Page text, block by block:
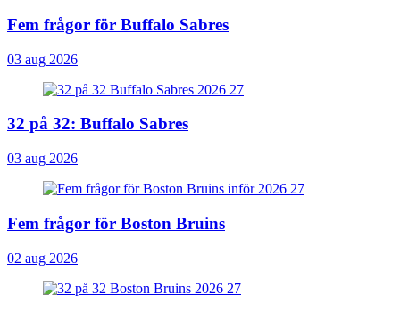
Fem frågor för Buffalo Sabres
03 aug 2026
32 på 32: Buffalo Sabres
03 aug 2026
Fem frågor för Boston Bruins
02 aug 2026